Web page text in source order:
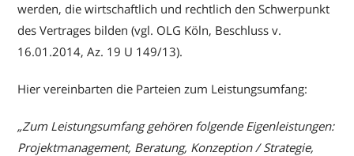
werden, die wirtschaftlich und rechtlich den Schwerpunkt
des Vertrages bilden (vgl. OLG Köln, Beschluss v.
16.01.2014, Az. 19 U 149/13).
Hier vereinbarten die Parteien zum Leistungsumfang:
„Zum Leistungsumfang gehören folgende Eigenleistungen:
Projektmanagement, Beratung, Konzeption / Strategie,